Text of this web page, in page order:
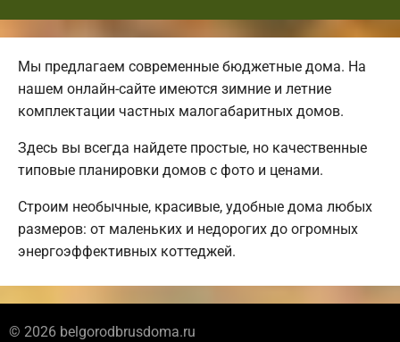
Мы предлагаем современные бюджетные дома. На
нашем онлайн-сайте имеются зимние и летние
комплектации частных малогабаритных домов.
Здесь вы всегда найдете простые, но качественные
типовые планировки домов с фото и ценами.
Строим необычные, красивые, удобные дома любых
размеров: от маленьких и недорогих до огромных
энергоэффективных коттеджей.
© 2026 belgorodbrusdoma.ru